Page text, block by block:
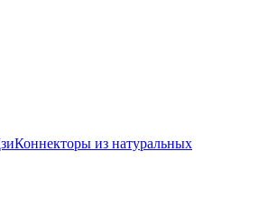
Коннекторы из натуральных